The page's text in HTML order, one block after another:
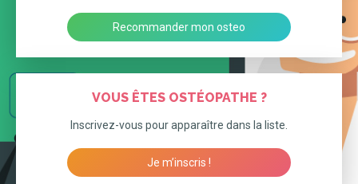
Recommander mon osteo
VOUS ÊTES OSTÉOPATHE ?
Inscrivez-vous pour apparaître dans la liste.
Je m’inscris !